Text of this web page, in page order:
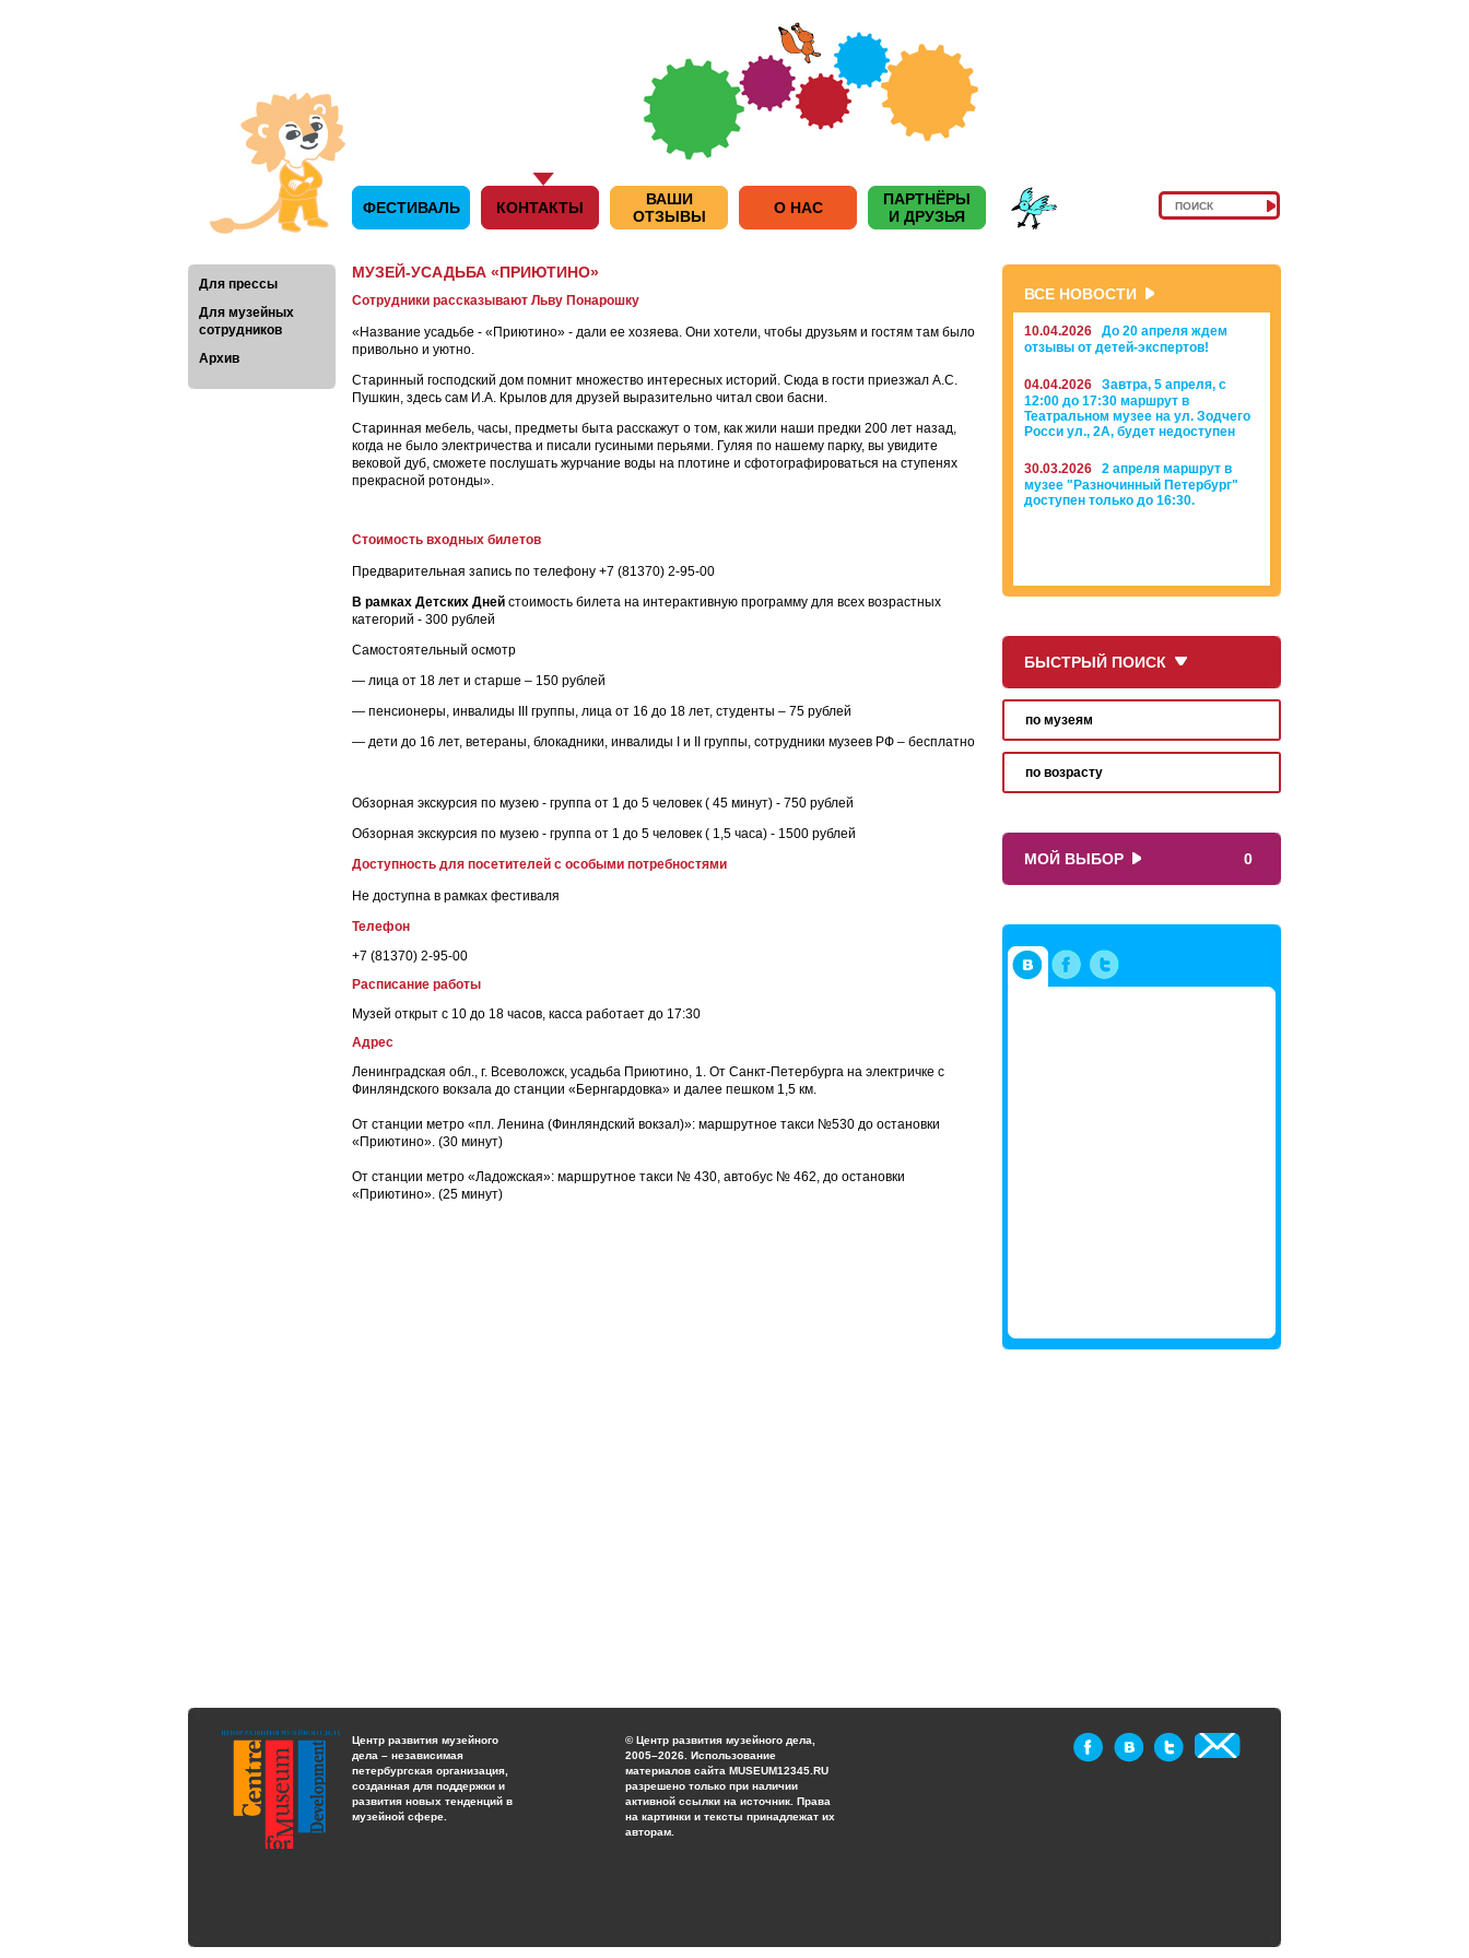
ФЕСТИВАЛЬ КОНТАКТЫ
ВАШИ
ОТЗЫВЫ
О НАС
ПАРТНЁРЫ
И ДРУЗЬЯ
Для прессы
Для музейных
сотрудников
Архив
МУЗЕЙ-УСАДЬБА «ПРИЮТИНО»
Сотрудники рассказывают Льву Понарошку
«Название усадьбе - «Приютино» - дали ее хозяева. Они хотели, чтобы друзьям и гостям там было
привольно и уютно.
Старинный господский дом помнит множество интересных историй. Сюда в гости приезжал А.С.
Пушкин, здесь сам И.А. Крылов для друзей выразительно читал свои басни.
Старинная мебель, часы, предметы быта расскажут о том, как жили наши предки 200 лет назад,
когда не было электричества и писали гусиными перьями. Гуляя по нашему парку, вы увидите
вековой дуб, сможете послушать журчание воды на плотине и сфотографироваться на ступенях
прекрасной ротонды».
Стоимость входных билетов
Предварительная запись по телефону +7 (81370) 2-95-00
В рамках Детских Дней стоимость билета на интерактивную программу для всех возрастных
категорий - 300 рублей
Самостоятельный осмотр
— лица от 18 лет и старше – 150 рублей
— пенсионеры, инвалиды III группы, лица от 16 до 18 лет, студенты – 75 рублей
— дети до 16 лет, ветераны, блокадники, инвалиды I и II группы, сотрудники музеев РФ – бесплатно
Обзорная экскурсия по музею - группа от 1 до 5 человек ( 45 минут) - 750 рублей
Обзорная экскурсия по музею - группа от 1 до 5 человек ( 1,5 часа) - 1500 рублей
Доступность для посетителей с особыми потребностями
Не доступна в рамках фестиваля
Телефон
+7 (81370) 2-95-00
Расписание работы
Музей открыт с 10 до 18 часов, касса работает до 17:30
Адрес
Ленинградская обл., г. Всеволожск, усадьба Приютино, 1. От Санкт-Петербурга на электричке с
Финляндского вокзала до станции «Бернгардовка» и далее пешком 1,5 км.
От станции метро «пл. Ленина (Финляндский вокзал)»: маршрутное такси №530 до остановки
«Приютино». (30 минут)
От станции метро «Ладожская»: маршрутное такси № 430, автобус № 462, до остановки
«Приютино». (25 минут)
ВСЕ НОВОСТИ
10.04.2026
До 20 апреля ждем
отзывы от детей-экспертов!
04.04.2026
Завтра, 5 апреля, с
12:00 до 17:30 маршрут в
Театральном музее на ул. Зодчего
Росси ул., 2А, будет недоступен
30.03.2026
2 апреля маршрут в
музее "Разночинный Петербург"
доступен только до 16:30.
БЫСТРЫЙ ПОИСК
по музеям
по возрасту
МОЙ ВЫБОР 0
Центр развития музейного
дела – независимая
петербургская организация,
созданная для поддержки и
развития новых тенденций в
музейной сфере.
© Центр развития музейного дела,
2005–2026. Использование
материалов сайта MUSEUM12345.RU
разрешено только при наличии
активной ссылки на источник. Права
на картинки и тексты принадлежат их
авторам.